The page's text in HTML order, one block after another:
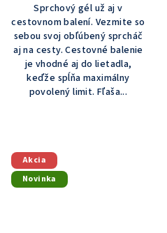
Sprchový gél už aj v
cestovnom balení. Vezmite so
sebou svoj obľúbený sprcháč
aj na cesty. Cestovné balenie
je vhodné aj do lietadla,
keďže spĺňa maximálny
povolený limit. Fľaša...
Akcia
Novinka